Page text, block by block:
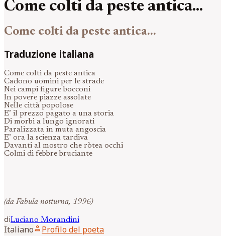
Come colti da peste antica...
Come colti da peste antica...
Traduzione italiana
Come colti da peste antica
Cadono uomini per le strade
Nei campi figure bocconi
In povere piazze assolate
Nelle città popolose
E’ il prezzo pagato a una storia
Di morbi a lungo ignorati
Paralizzata in muta angoscia
E’ ora la scienza tardiva
Davanti al mostro che ròtea occhi
Colmi di febbre bruciante
(da Fabula notturna, 1996)
diLuciano Morandini
Italianoperson Profilo del poeta